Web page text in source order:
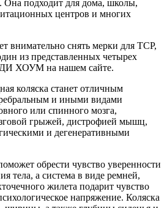
Она подходит для дома, школы,
центров и многих
внимательно снять мерки для ТСР,
из представленных четырех
ХОУМ на нашем сайте.
коляска станет отличным
и иными видами
или спинного мозга,
грыжей, дистрофией мышц,
и дегенеративными
обрести чувство уверенности
тела, а система в виде ремней,
жилета подарит чувство
напряжение. Коляска